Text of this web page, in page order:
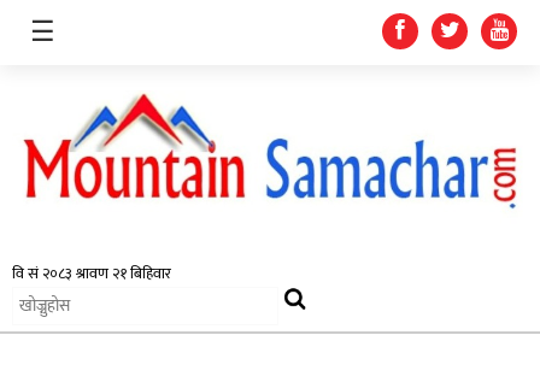
समाचार
प्रदेश
☰